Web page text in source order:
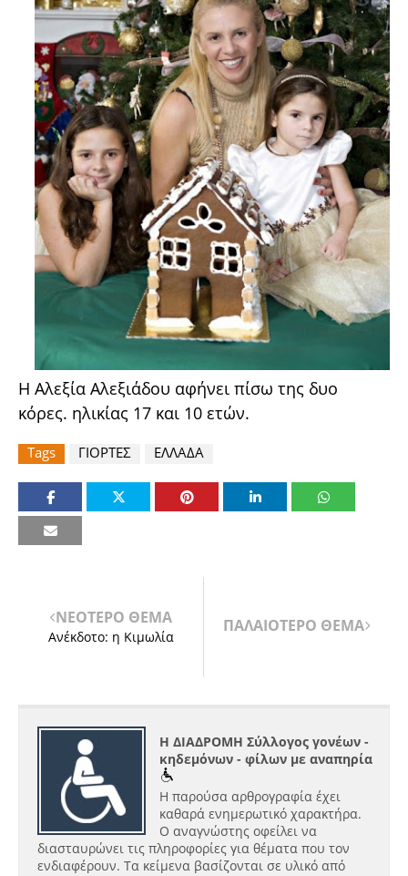
Η Αλεξία Αλεξιάδου αφήνει πίσω της δυο
κόρες. ηλικίας 17 και 10 ετών.
Tags ΓΙΟΡΤΕΣ ΕΛΛΑΔΑ
ΝΕΟΤΕΡΟ ΘΕΜΑ
Ανέκδοτο: η Κιμωλία
ΠΑΛΑΙΟΤΕΡΟ ΘΕΜΑ
Η ΔΙΑΔΡΟΜΗ Σύλλογος γονέων -
κηδεμόνων - φίλων με αναπηρία
Η παρούσα αρθρογραφία έχει
καθαρά ενημερωτικό χαρακτήρα.
Ο αναγνώστης οφείλει να
διασταυρώνει τις πληροφορίες για θέματα που τον
ενδιαφέρουν. Τα κείμενα βασίζονται σε υλικό από